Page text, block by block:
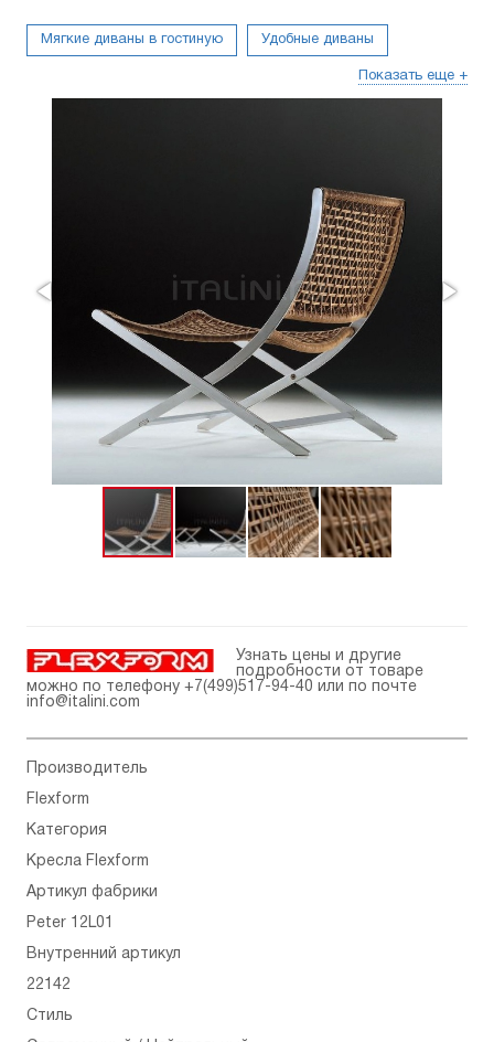
Мягкие диваны в гостиную Удобные диваны
Раскладные
Уличные Современные
Элитные
Для частного дома
Показать еще +
Узнать цены и другие
подробности от товаре
можно по телефону +7(499)517-94-40 или по почте
info@italini.com
Производитель
Flexform
Категория
Кресла Flexform
Артикул фабрики
Peter 12L01
Внутренний артикул
22142
Стиль